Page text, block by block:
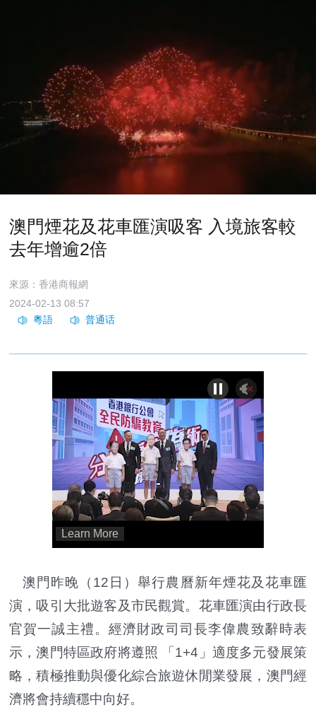
澳門煙花及花車匯演吸客 入境旅客較
去年增逾2倍
來源：香港商報網
2024-02-13 08:57
澳門昨晚（12日）舉行農曆新年煙花及花車匯
演，吸引大批遊客及市民觀賞。 花車匯演由行政長
官賀一誠主禮。經濟財政司司長李偉農致辭時表
示，澳門特區政府將遵照 「1+4」適度多元發展策
略，積極推動與優化綜合旅遊休閒業發展，澳門經
濟將會持續穩中向好。